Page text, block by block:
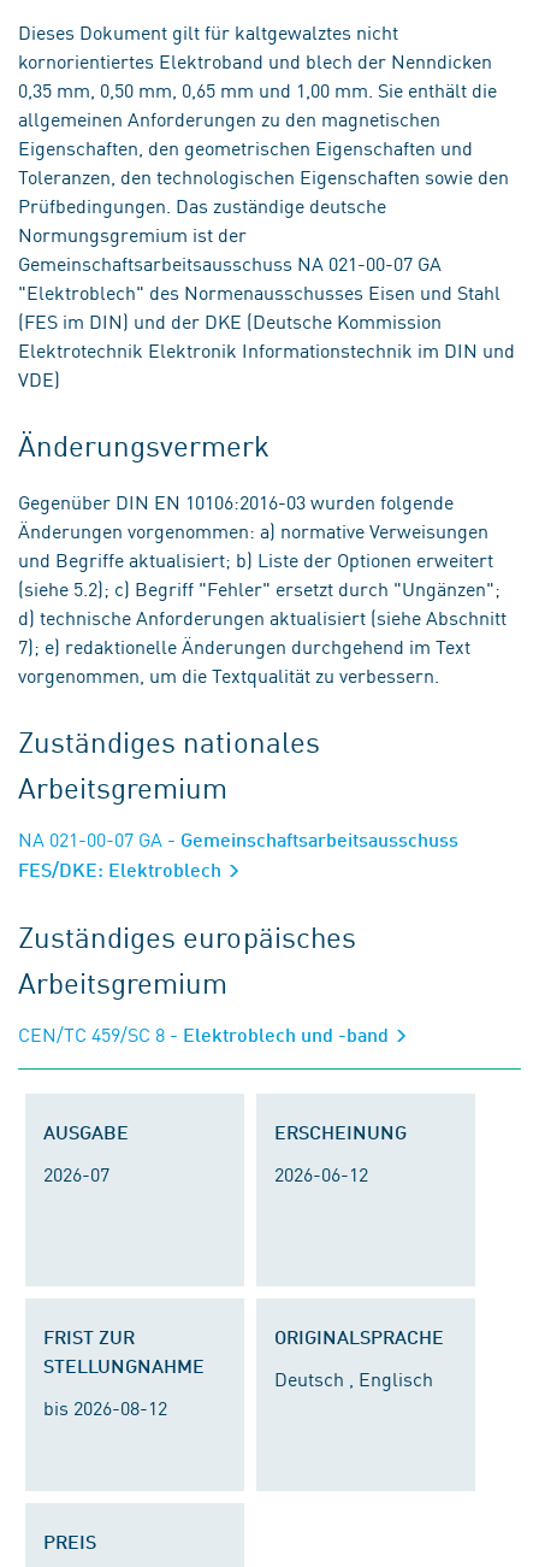
Dieses Dokument gilt für kaltgewalztes nicht
kornorientiertes Elektroband und blech der Nenndicken
0,35 mm, 0,50 mm, 0,65 mm und 1,00 mm. Sie enthält die
allgemeinen Anforderungen zu den magnetischen
Eigenschaften, den geometrischen Eigenschaften und
Toleranzen, den technologischen Eigenschaften sowie den
Prüfbedingungen. Das zuständige deutsche
Normungsgremium ist der
Gemeinschaftsarbeitsausschuss NA 021-00-07 GA
"Elektroblech" des Normenausschusses Eisen und Stahl
(FES im DIN) und der DKE (Deutsche Kommission
Elektrotechnik Elektronik Informationstechnik im DIN und
VDE)
Änderungsvermerk
Gegenüber DIN EN 10106:2016-03 wurden folgende
Änderungen vorgenommen: a) normative Verweisungen
und Begriffe aktualisiert; b) Liste der Optionen erweitert
(siehe 5.2); c) Begriff "Fehler" ersetzt durch "Ungänzen";
d) technische Anforderungen aktualisiert (siehe Abschnitt
7); e) redaktionelle Änderungen durchgehend im Text
vorgenommen, um die Textqualität zu verbessern.
Zuständiges nationales
Arbeitsgremium
NA 021-00-07 GA - Gemeinschaftsarbeitsausschuss
FES/DKE: Elektroblech
Zuständiges europäisches
Arbeitsgremium
CEN/TC 459/SC 8 - Elektroblech und -band
AUSGABE
2026-07
ERSCHEINUNG
2026-06-12
FRIST ZUR
STELLUNGNAHME
bis 2026-08-12
ORIGINALSPRACHE
Deutsch , Englisch
PREIS